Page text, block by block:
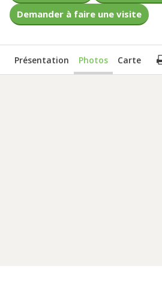
Demander à faire une visite
Présentation Photos Carte